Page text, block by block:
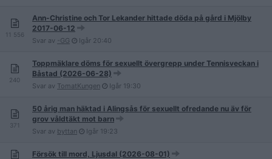
11 556
Ann-Christine och Tor Lekander hittade döda på gård i Mjölby
2017-06-12
Svar av -GG Igår 20:40
240
Toppmäklare döms för sexuellt övergrepp under Tennisveckan i
Båstad (2026-06-28)
Svar av TomatKungen Igår 19:30
371
50 årig man häktad i Alingsås för sexuellt ofredande nu äv för
grov våldtäkt mot barn
Svar av byttan Igår 19:23
Försök till mord, Ljusdal (2026-08-01)